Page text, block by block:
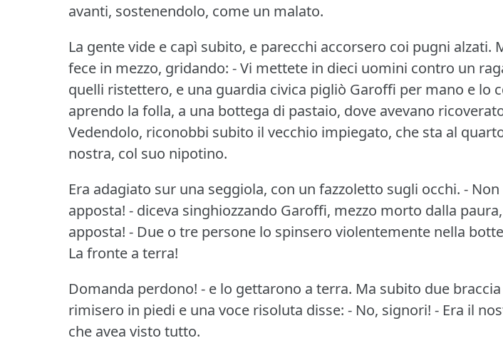
avanti, sostenendolo, come un malato.
La gente vide e capì subito, e parecchi accorsero coi pugni alzati.
fece in mezzo, gridando: - Vi mettete in dieci uomini contro un
quelli ristettero, e una guardia civica pigliò Garoffi per mano e lo
aprendo la folla, a una bottega di pastaio, dove avevano
Vedendolo, riconobbi subito il vecchio impiegato, che sta al
nostra, col suo nipotino.
Era adagiato sur una seggiola, con un fazzoletto sugli occhi. -
apposta! - diceva singhiozzando Garoffi, mezzo morto dalla
apposta! - Due o tre persone lo spinsero violentemente nella
La fronte a terra!
Domanda perdono! - e lo gettarono a terra. Ma subito due
rimisero in piedi e una voce risoluta disse: - No, signori! - Era il
che avea visto tutto.